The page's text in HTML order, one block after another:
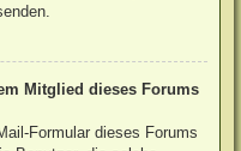
Mitglied dieses Forums
Formular dieses Forums